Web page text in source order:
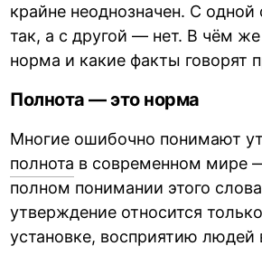
крайне неоднозначен. С одной
так, а с другой — нет. В чём
норма и какие факты говорят
Полнота — это норма
Многие ошибочно понимают
полнота в современном мире
полном понимании этого
утверждение относится
установке, восприятию людей